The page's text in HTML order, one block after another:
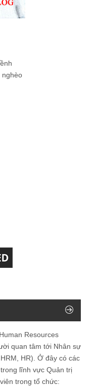
nghèo
Resources
quan tâm tới Nhân sự
HR). Ở đây có các
lĩnh vực Quản trị
trong tổ chức: